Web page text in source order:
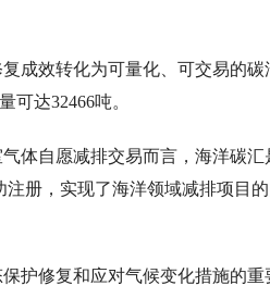
成效转化为可量化、可交易的碳
可达32466吨。
体自愿减排交易而言，海洋碳汇
册，实现了海洋领域减排项目
护修复和应对气候变化措施的重